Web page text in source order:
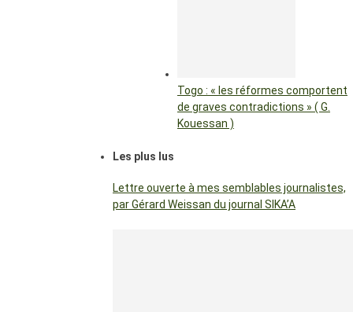
Togo : « les réformes comportent
de graves contradictions » ( G.
Kouessan )
Les plus lus
Lettre ouverte à mes semblables journalistes,
par Gérard Weissan du journal SIKA’A